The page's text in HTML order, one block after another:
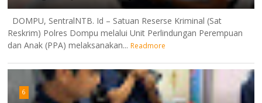
DOMPU, SentralNTB. Id – Satuan Reserse Kriminal (Sat
Reskrim) Polres Dompu melalui Unit Perlindungan Perempuan
dan Anak (PPA) melaksanakan... Readmore
6